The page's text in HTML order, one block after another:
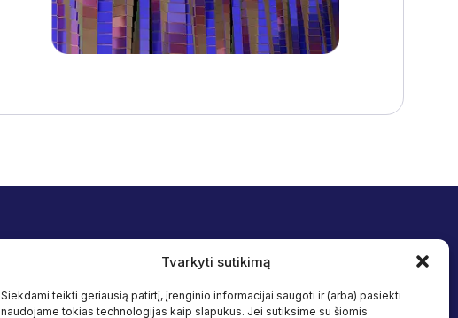
Tvarkyti sutikimą
Siekdami teikti geriausią patirtį, įrenginio informacijai saugoti ir (arba) pasiekti
naudojame tokias technologijas kaip slapukus. Jei sutiksime su šiomis
Naudos
Sekite mus
Linkedin